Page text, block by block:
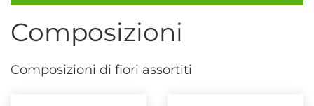
Composizioni
Composizioni di fiori assortiti